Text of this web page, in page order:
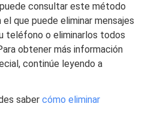
consultar este método
que puede eliminar mensajes
teléfono o eliminarlos todos
obtener más información
continúe leyendo a
sabercómo eliminar